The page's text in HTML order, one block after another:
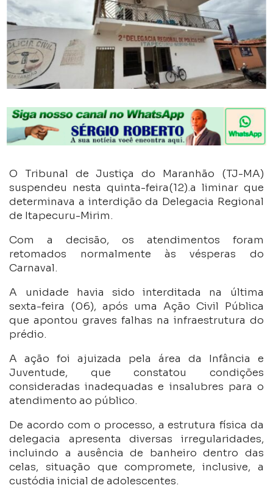
O Tribunal de Justiça do Maranhão (TJ-MA)
suspendeu nesta quinta-feira(12).a liminar que
determinava a interdição da Delegacia Regional
de Itapecuru-Mirim.
Com a decisão, os atendimentos foram
retomados normalmente às vésperas do
Carnaval.
A unidade havia sido interditada na última
sexta-feira (06), após uma Ação Civil Pública
que apontou graves falhas na infraestrutura do
prédio.
A ação foi ajuizada pela área da Infância e
Juventude, que constatou condições
consideradas inadequadas e insalubres para o
atendimento ao público.
De acordo com o processo, a estrutura física da
delegacia apresenta diversas irregularidades,
incluindo a ausência de banheiro dentro das
celas, situação que compromete, inclusive, a
custódia inicial de adolescentes.